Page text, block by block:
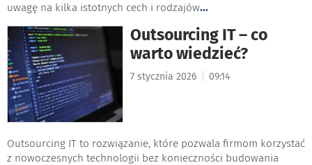
uwagę na kilka istotnych cech i rodzajów...
Outsourcing IT – co
warto wiedzieć?
7 stycznia 2026 09:14
Outsourcing IT to rozwiązanie, które pozwala firmom korzystać
z nowoczesnych technologii bez konieczności budowania